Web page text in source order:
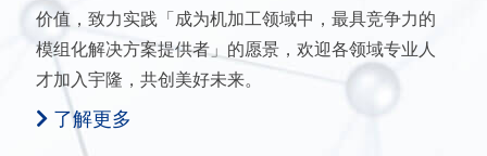
价值，致力实践「成为机加工领域中，最具竞争力的
模组化解决方案提供者」的愿景，欢迎各领域专业人
才加入宇隆，共创美好未来。
了解更多